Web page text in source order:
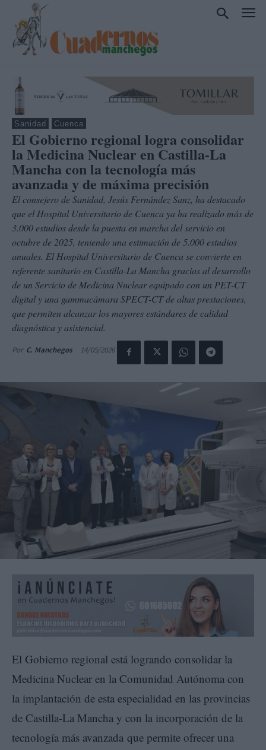
Sanidad Cuenca
El Gobierno regional logra consolidar
la Medicina Nuclear en Castilla-La
Mancha con la tecnología más
avanzada y de máxima precisión
El consejero de Sanidad, Jesús Fernández Sanz, ha destacado
que el Hospital Universitario de Cuenca ya ha realizado más de
3.000 estudios desde la puesta en marcha del servicio en
octubre de 2025, teniendo una estimación de 5.000 estudios
anuales. El Hospital Universitario de Cuenca se convierte en
referente sanitario en Castilla-La Mancha gracias al desarrollo
de un Servicio de Medicina Nuclear equipado con un PET-CT
digital y una gammacámara SPECT-CT de altas prestaciones,
que permiten alcanzar los mayores estándares de calidad
diagnóstica y asistencial.
Por C. Manchegos 14/05/2026
El Gobierno regional está logrando consolidar la
Medicina Nuclear en la Comunidad Autónoma con
la implantación de esta especialidad en las provincias
de Castilla-La Mancha y con la incorporación de la
tecnología más avanzada que permite ofrecer una